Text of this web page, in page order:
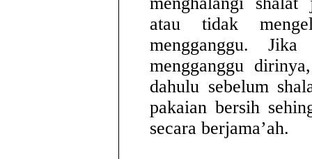
atau tidak
mengganggu.
mengganggu
dahulu sebelum
pakaian bersih
secara berjama’ah.